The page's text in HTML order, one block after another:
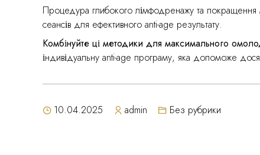
Процедура глибокого лімфодренажу та покращення
сеансів для ефективного anti-age результату.
Комбінуйте ці методики для максимального
індивідуальну anti-age програму, яка допоможе
10.04.2025 admin Без рубрики